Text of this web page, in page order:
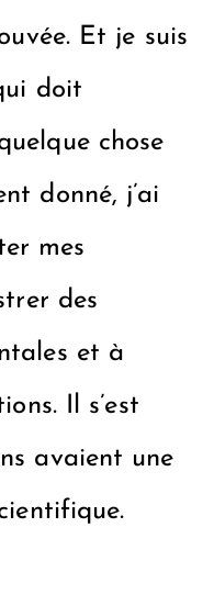
Et je suis
doit
chose
donné, j’ai
mes
des
et à
Il s’est
avaient une